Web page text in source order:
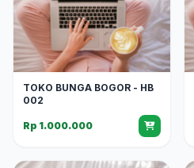
TOKO BUNGA BOGOR - HB
002
Rp 1.000.000